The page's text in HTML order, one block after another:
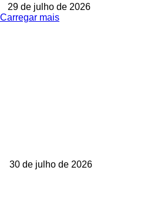
29 de julho de 2026
Carregar mais
30 de julho de 2026